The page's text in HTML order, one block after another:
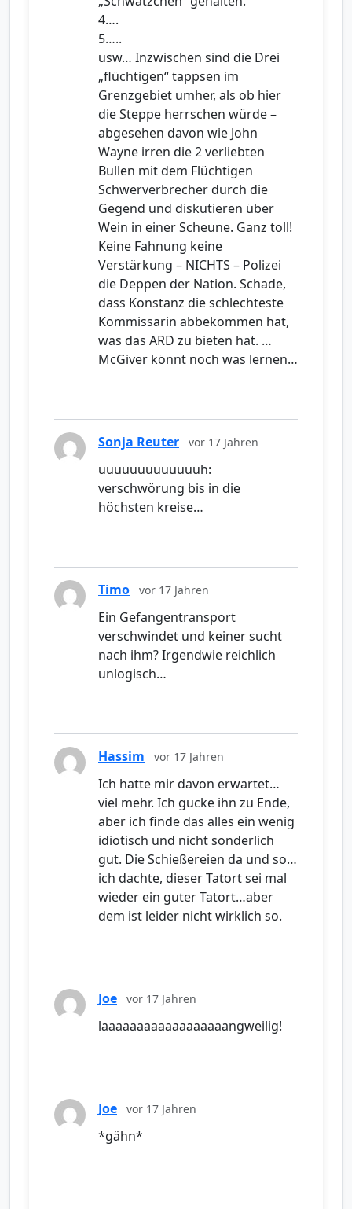
4….
5…..
usw… Inzwischen sind die Drei
„flüchtigen“ tappsen im
Grenzgebiet umher, als ob hier
die Steppe herrschen würde –
abgesehen davon wie John
Wayne irren die 2 verliebten
Bullen mit dem Flüchtigen
Schwerverbrecher durch die
Gegend und diskutieren über
Wein in einer Scheune. Ganz toll!
Keine Fahnung keine
Verstärkung – NICHTS – Polizei
die Deppen der Nation. Schade,
dass Konstanz die schlechteste
Kommissarin abbekommen hat,
was das ARD zu bieten hat. …
McGiver könnt noch was lernen…
Sonja Reuter vor 17 Jahren
uuuuuuuuuuuuuh:
verschwörung bis in die
höchsten kreise…
Timo vor 17 Jahren
Ein Gefangentransport
verschwindet und keiner sucht
nach ihm? Irgendwie reichlich
unlogisch…
Hassim vor 17 Jahren
Ich hatte mir davon erwartet…
viel mehr. Ich gucke ihn zu Ende,
aber ich finde das alles ein wenig
idiotisch und nicht sonderlich
gut. Die Schießereien da und so…
ich dachte, dieser Tatort sei mal
wieder ein guter Tatort…aber
dem ist leider nicht wirklich so.
Joe vor 17 Jahren
laaaaaaaaaaaaaaaaaangweilig!
Joe vor 17 Jahren
*gähn*